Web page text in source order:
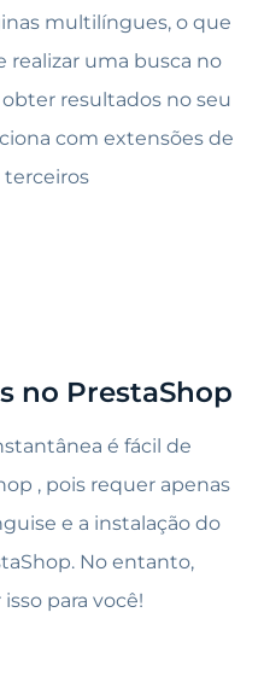
multilíngues, o que
realizar uma busca no
resultados no seu
com extensões de
terceiros
no PrestaShop
é fácil de
, pois requer apenas
e a instalação do
No entanto,
para você!